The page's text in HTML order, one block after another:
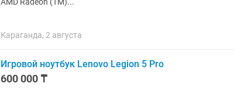
Караганда, 2 августа
Игровой ноутбук Lenovo Legion 5 Pro
600 000 ₸